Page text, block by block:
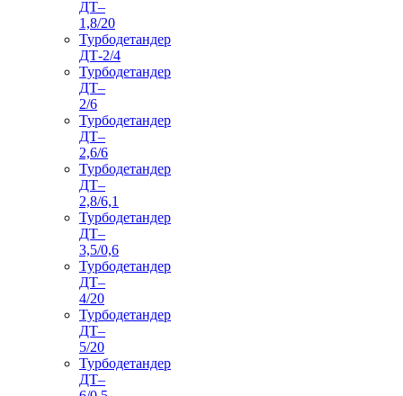
ДТ–
1,8/20
Турбодетандер
ДТ-2/4
Турбодетандер
ДТ–
2/6
Турбодетандер
ДТ–
2,6/6
Турбодетандер
ДТ–
2,8/6,1
Турбодетандер
ДТ–
3,5/0,6
Турбодетандер
ДТ–
4/20
Турбодетандер
ДТ–
5/20
Турбодетандер
ДТ–